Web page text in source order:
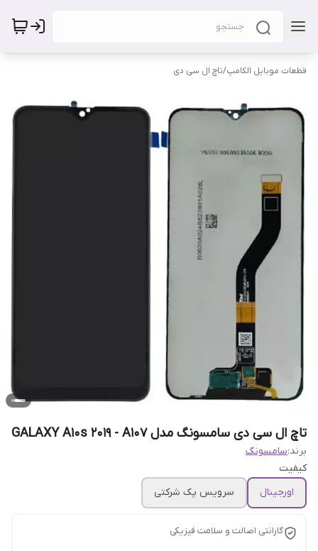
قطعات موبایل الکامپ/تاچ ال سی دی
تاچ ال سی دی سامسونگ مدل GALAXY A10s 2019 - A107
برند:سامسونگ
کیفیت
اورجینال
سرویس پک شرکتی
گارانتی اصالت و سلامت فیزیکی